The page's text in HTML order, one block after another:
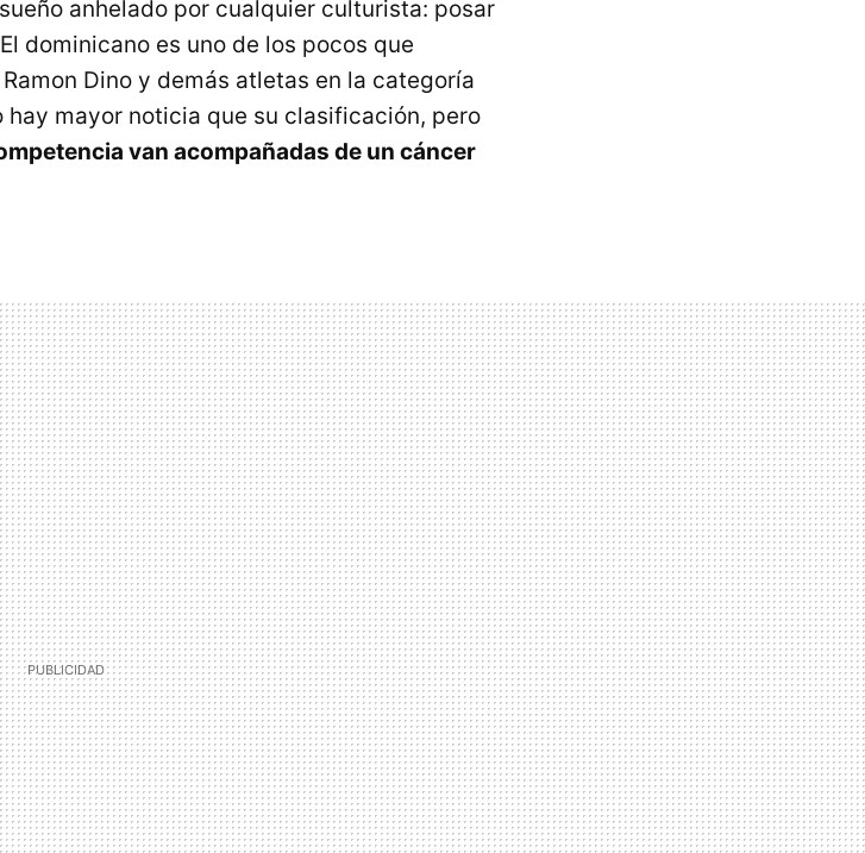
anhelado por cualquier culturista: posar
dominicano es uno de los pocos que
Dino y demás atletas en la categoría
hay mayor noticia que su clasificación, pero
van acompañadas de un cáncer